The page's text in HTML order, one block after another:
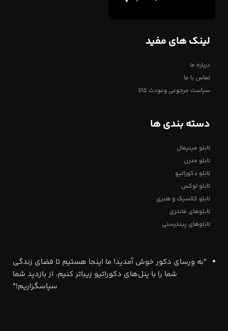
لینک های مفید
درباره ما
تماس با ما
سیاست مرجوعی وعودت کالا
دسته بندی ها
تابلو مینیمال
تابلو مدرن
تابلو دکوراتیو
تابلو لوکس
تابلو کلاسیک و هنری
تابلوهای فانتزی
تابلوهای پینترستی
"به ورسای دکور خوش آمدید! ما اینجا هستیم تا فضای زندگی
شما را با پنل‌های دکوراتیو زیباتر کنیم. از بازدید شما
سپاسگزاریم!"